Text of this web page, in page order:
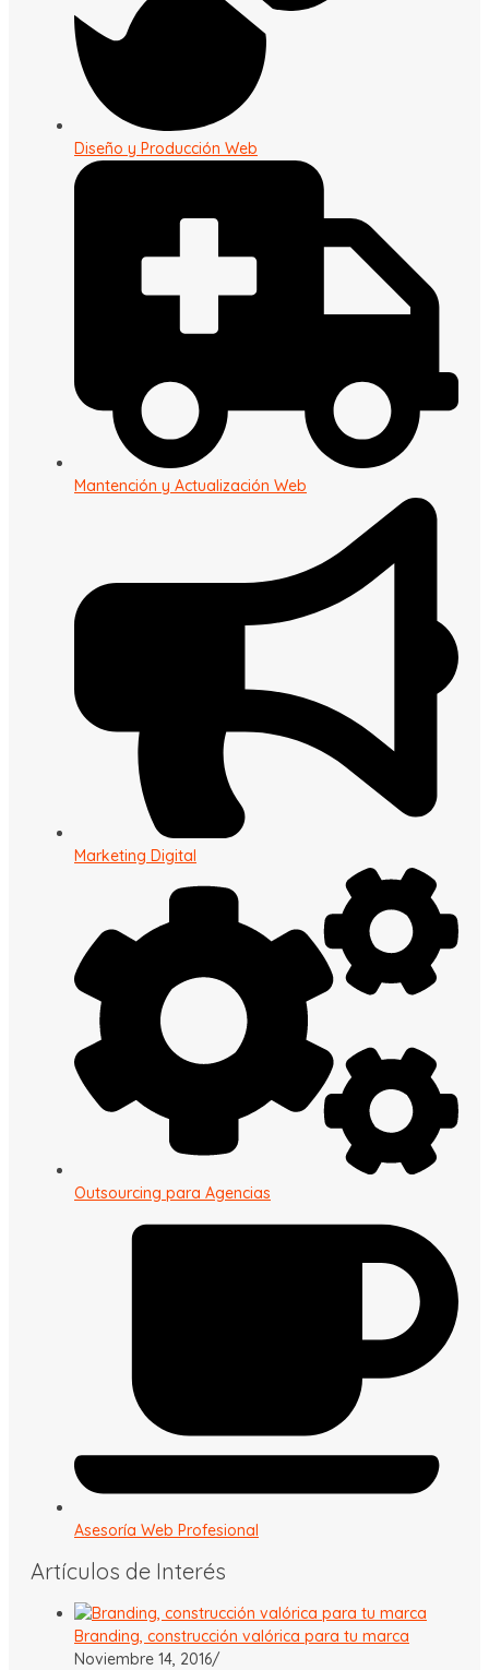
Diseño y Producción Web
Mantención y Actualización Web
Marketing Digital
Outsourcing para Agencias
Asesoría Web Profesional
Artículos de Interés
Branding, construcción valórica para tu marca
Noviembre 14, 2016/